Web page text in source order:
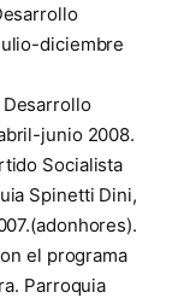
diciembre
junio 2008.
Socialista
Spinetti Dini,
el programa
Parroquia